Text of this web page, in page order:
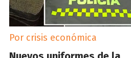
Por crisis económica